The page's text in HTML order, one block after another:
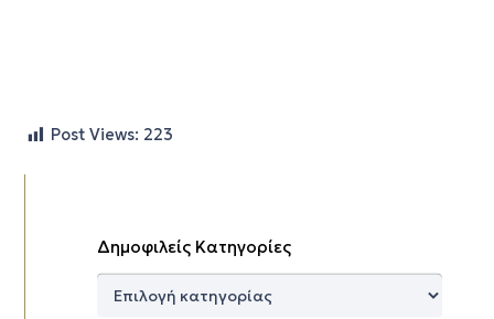
Post Views: 223
Δημοφιλείς Κατηγορίες
Δημοφιλείς